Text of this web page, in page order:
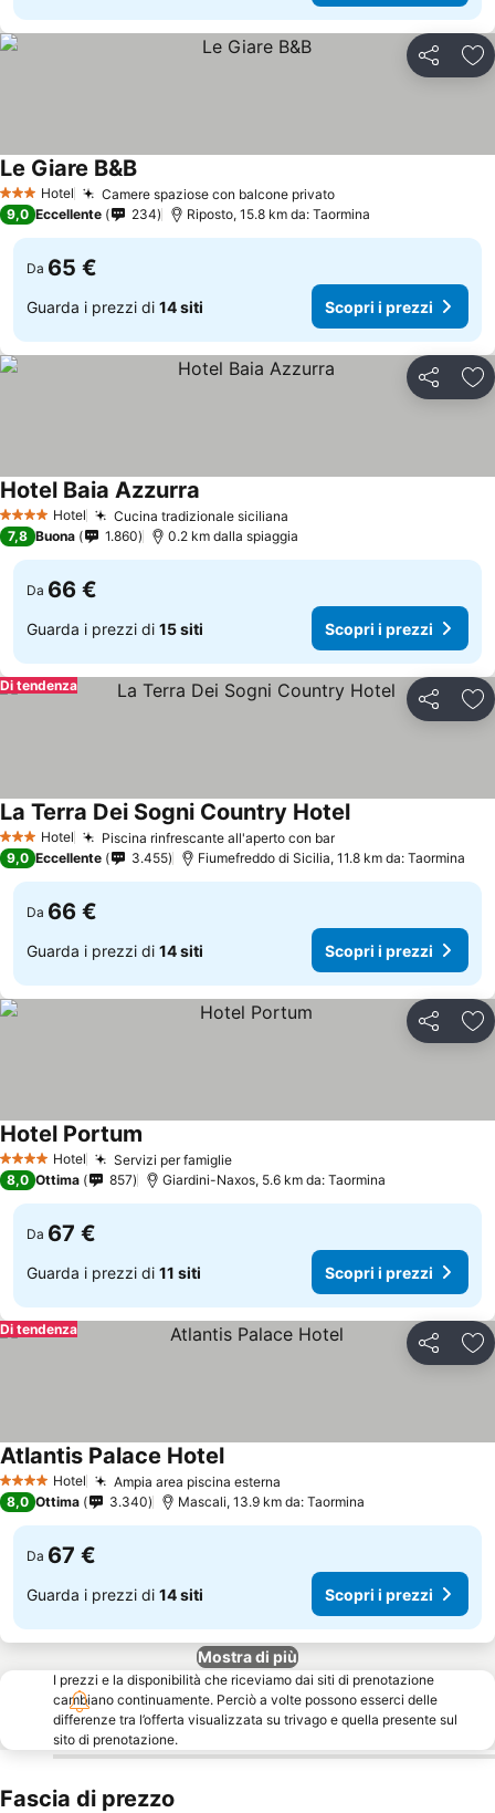
Condividi
3 StelleHotel Camere spaziose con balcone privato
Le Giare B&B
9,0 Eccellente 234 Riposto, 15.8 km da: Taormina
Da 65 €
Guarda i prezzi di 14 siti Scopri i prezzi
Condividi
4 Stelle Hotel Cucina tradizionale siciliana
Hotel Baia Azzurra
7,8 Buona 1.860 0.2 km dalla spiaggia
Da 66 €
Guarda i prezzi di 15 siti Scopri i prezzi
Condividi
Di tendenza
3 StelleHotel Piscina rinfrescante all'aperto con bar
La Terra Dei Sogni Country Hotel
9,0 Eccellente 3.455 Fiumefreddo di Sicilia, 11.8 km da: Taormina
Da 66 €
Guarda i prezzi di 14 siti Scopri i prezzi
Condividi
4 Stelle Hotel Servizi per famiglie
Hotel Portum
8,0 Ottima 857 Giardini-Naxos, 5.6 km da: Taormina
Da 67 €
Guarda i prezzi di 11 siti Scopri i prezzi
Condividi
Di tendenza
4 Stelle Hotel Ampia area piscina esterna
Atlantis Palace Hotel
8,0 Ottima 3.340 Mascali, 13.9 km da: Taormina
Da 67 €
Guarda i prezzi di 14 siti Scopri i prezzi
Mostra di più
I prezzi e la disponibilità che riceviamo dai siti di prenotazione
cambiano continuamente. Perciò a volte possono esserci delle
differenze tra l’offerta visualizzata su trivago e quella presente sul
sito di prenotazione.
Fascia di prezzo